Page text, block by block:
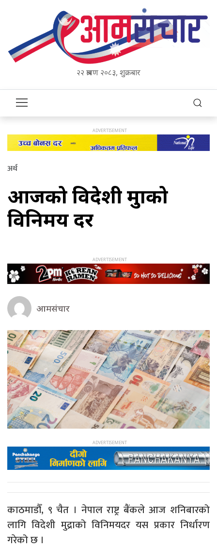
२२ श्रावण २०८३, शुक्रबार
अर्थ
आजको विदेशी मुद्राको
विनिमय दर
आमसंचार
काठमाडौँ, ९ चैत । नेपाल राष्ट्र बैंकले आज शनिबारको
लागि विदेशी मुद्राको विनिमयदर यस प्रकार निर्धारण
गरेको छ ।